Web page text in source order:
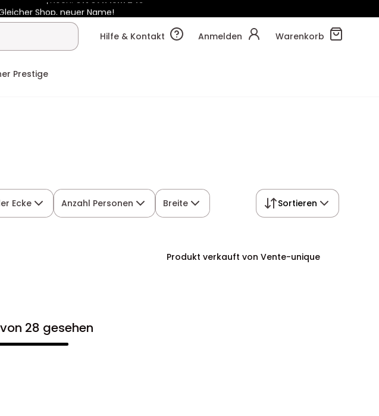
Shop, neuer Name!
Noch:01t
Hilfe & Kontakt
Anmelden Warenkorb
Prestige
Ecke Anzahl Personen Breite Sortieren
Produkt verkauft von Vente-unique
28 gesehen